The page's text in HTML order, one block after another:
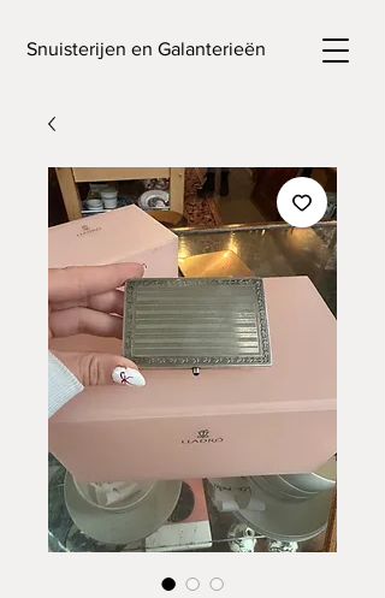
Snuisterijen en Galanterieën